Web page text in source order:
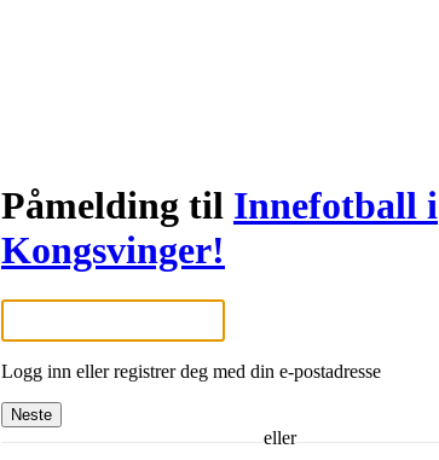
Påmelding til Innefotball i
Kongsvinger!
Logg inn eller registrer deg med din e-postadresse
Neste
eller